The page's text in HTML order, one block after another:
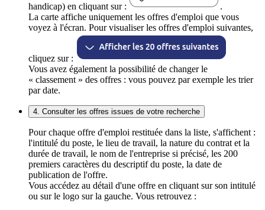
handicap) en cliquant sur :
.
La carte affiche uniquement les offres d'emploi que vous
voyez à l'écran. Pour visualiser les offres d'emploi suivantes,
cliquez sur :
Vous avez également la possibilité de changer le
« classement » des offres : vous pouvez par exemple les trier
par date.
4. Consulter les offres issues de votre recherche
Pour chaque offre d'emploi restituée dans la liste, s'affichent :
l'intitulé du poste, le lieu de travail, la nature du contrat et la
durée de travail, le nom de l'entreprise si précisé, les 200
premiers caractères du descriptif du poste, la date de
publication de l'offre.
Vous accédez au détail d'une offre en cliquant sur son intitulé
ou sur le logo sur la gauche. Vous retrouvez :